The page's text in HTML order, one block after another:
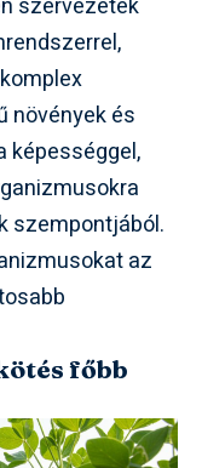
szervezetek
növények és
képességgel,
szempontjából.
az
főbb